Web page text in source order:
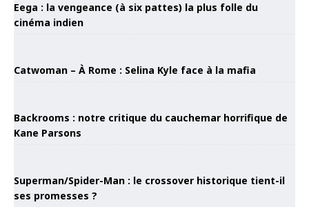
Eega : la vengeance (à six pattes) la plus folle du
cinéma indien
Catwoman – À Rome : Selina Kyle face à la mafia
Backrooms : notre critique du cauchemar horrifique de
Kane Parsons
Superman/Spider-Man : le crossover historique tient-il
ses promesses ?